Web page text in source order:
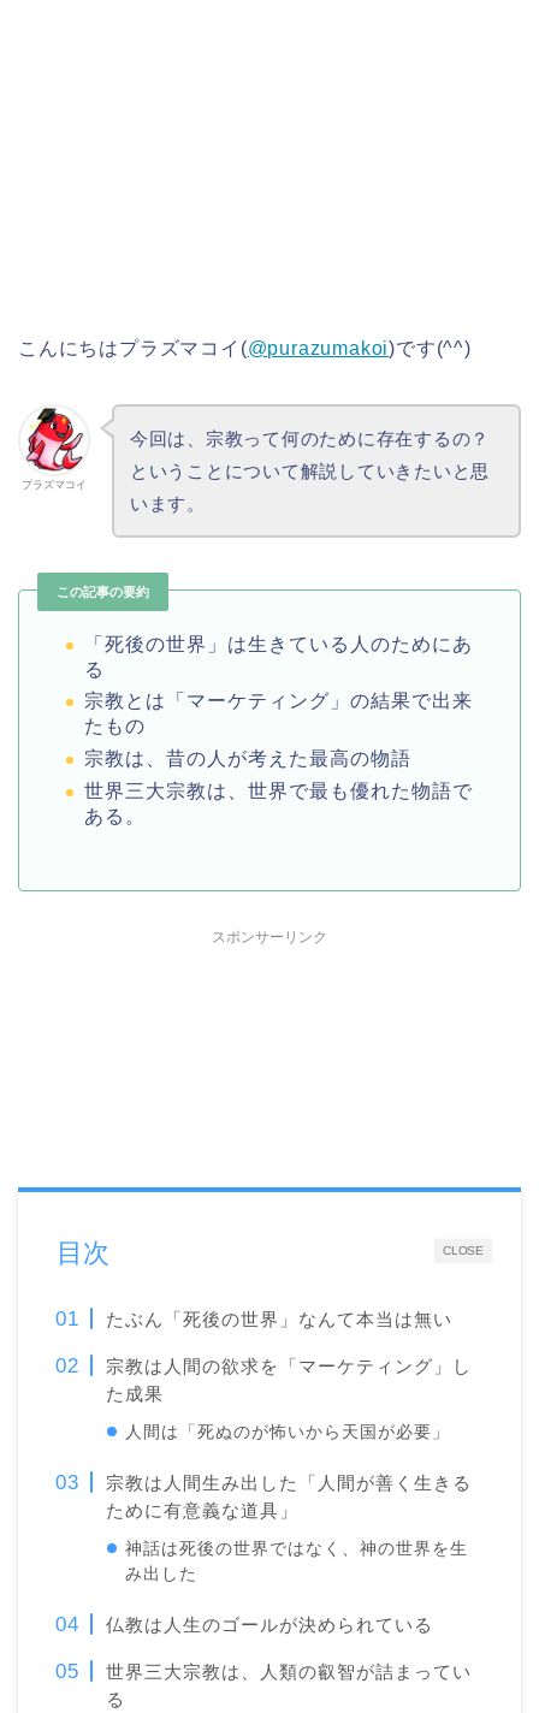
こんにちはプラズマコイ(@purazumakoi)です(^^)
プラズマコイ
今回は、宗教って何のために存在するの？
ということについて解説していきたいと思
います。
この記事の要約
「死後の世界」は生きている人のためにあ
る
宗教とは「マーケティング」の結果で出来
たもの
宗教は、昔の人が考えた最高の物語
世界三大宗教は、世界で最も優れた物語で
ある。
スポンサーリンク
CLOSE
目次
たぶん「死後の世界」なんて本当は無い
宗教は人間の欲求を「マーケティング」し
た成果
人間は「死ぬのが怖いから天国が必要」
宗教は人間生み出した「人間が善く生きる
ために有意義な道具」
神話は死後の世界ではなく、神の世界を生
み出した
仏教は人生のゴールが決められている
世界三大宗教は、人類の叡智が詰まってい
る